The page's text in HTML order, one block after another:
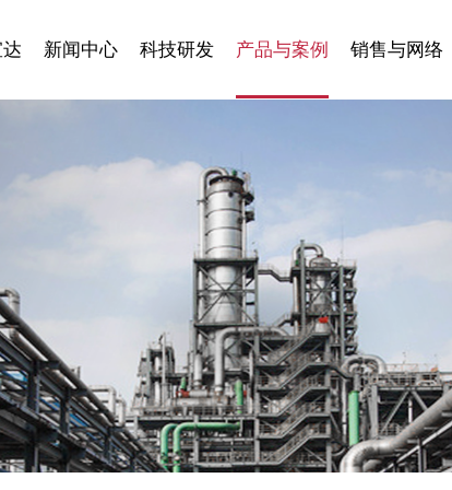
新闻中心 科技研发 产品与案例 销售与网络